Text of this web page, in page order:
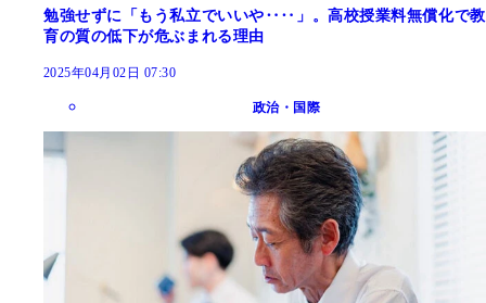
勉強せずに「もう私立でいいや‥‥」。高校授業料無償化で教
育の質の低下が危ぶまれる理由
2025年04月02日 07:30
政治・国際